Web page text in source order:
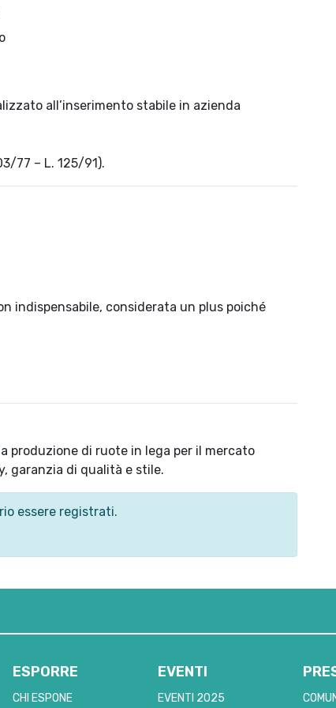
all’inserimento stabile in azienda
77 – L. 125/91).
indispensabile, considerata un plus poiché
produzione di ruote in lega per il mercato
garanzia di qualità e stile.
essere registrati.
ESPORRE
CHI ESPONE
EVENTI
EVENTI 2025